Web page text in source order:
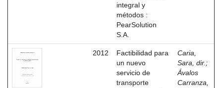
integral y
métodos :
PearSolution
S.A.
2012
Factibilidad para
un nuevo
servicio de
transporte
Caria,
Sara, dir. ;
Ávalos
Carranza,